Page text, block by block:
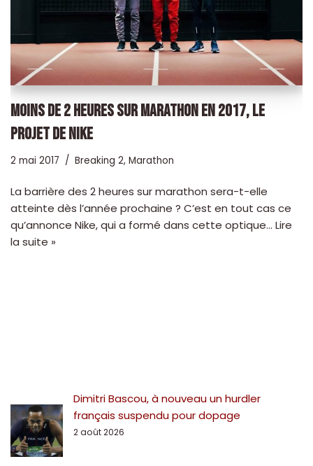
MOINS DE 2 HEURES SUR MARATHON EN 2017, LE
PROJET DE NIKE
2 mai 2017 Breaking 2, Marathon
La barrière des 2 heures sur marathon sera-t-elle
atteinte dès l’année prochaine ? C’est en tout cas ce
qu’annonce Nike, qui a formé dans cette optique… Lire
la suite »
Dimitri Bascou, à nouveau un hurdler
français suspendu pour dopage
2 août 2026